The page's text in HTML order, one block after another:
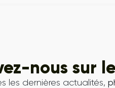
nous sur
les dernières actualités,